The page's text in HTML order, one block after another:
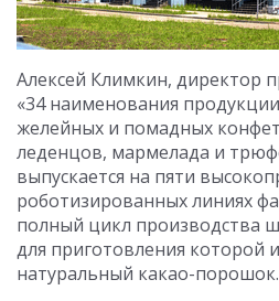
Алексей Климкин, директор
«34 наименования
желейных и помадных
леденцов, мармелада и
выпускается на пяти
роботизированных линиях
полный цикл производства
для приготовления которой
натуральный какао-порошок.